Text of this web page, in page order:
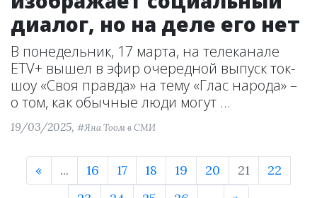
диалог, но на деле его нет
В понедельник, 17 марта, на телеканале
ETV+ вышел в эфир очередной выпуск ток-
шоу «Своя правда» на тему «Глас народа» –
о том, как обычные люди могут ...
19/03/2025, #Яна Тоом в СМИ
« ... 16 17 18 19 20 21
22